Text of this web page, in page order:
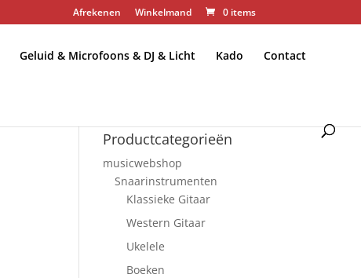
Afrekenen Winkelmand 0 items
Geluid & Microfoons & DJ & Licht Kado Contact
Productcategorieën
musicwebshop
Snaarinstrumenten
Klassieke Gitaar
Western Gitaar
Ukelele
Boeken